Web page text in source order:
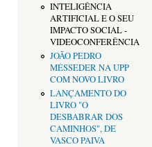
INTELIGÊNCIA
ARTIFICIAL E O SEU
IMPACTO SOCIAL -
VIDEOCONFERÊNCIA
JOÃO PEDRO
MÉSSEDER NA UPP
COM NOVO LIVRO
LANÇAMENTO DO
LIVRO "O
DESBABRAR DOS
CAMINHOS", DE
VASCO PAIVA